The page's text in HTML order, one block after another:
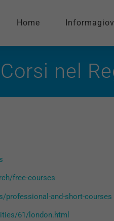
Home
Corsi nel
free-courses
professional-and-short-courses
61/london.html